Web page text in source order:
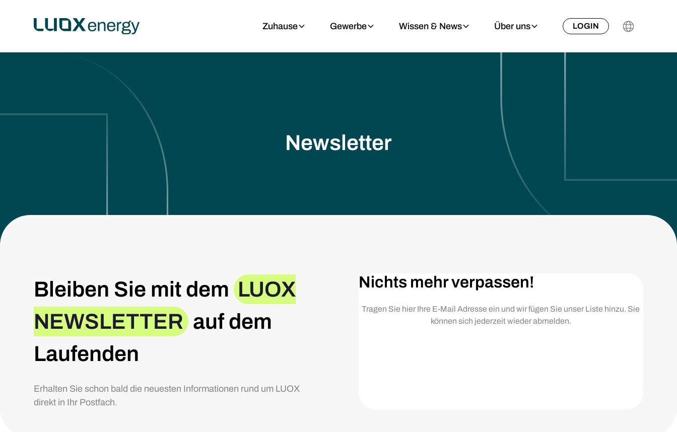
Zuhause Gewerbe Wissen & News Über uns LOGIN
Newsletter
Bleiben Sie mit dem LUOX
NEWSLETTER auf dem
Laufenden
Erhalten Sie schon bald die neuesten Informationen rund um LUOX
direkt in Ihr Postfach.
Nichts mehr verpassen!
Tragen Sie hier Ihre E-Mail Adresse ein und wir fügen Sie unser Liste hinzu. Sie
können sich jederzeit wieder abmelden.